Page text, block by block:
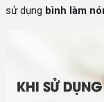
sử dụng bình làm